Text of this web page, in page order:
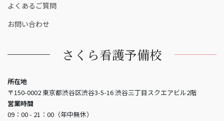
よくあるご質問
お問い合わせ
さくら看護予備校
所在地
〒150-0002 東京都渋谷区渋谷3-5-16 渋谷三丁目スクエアビル2階
営業時間
09：00 - 21：00（年中無休）